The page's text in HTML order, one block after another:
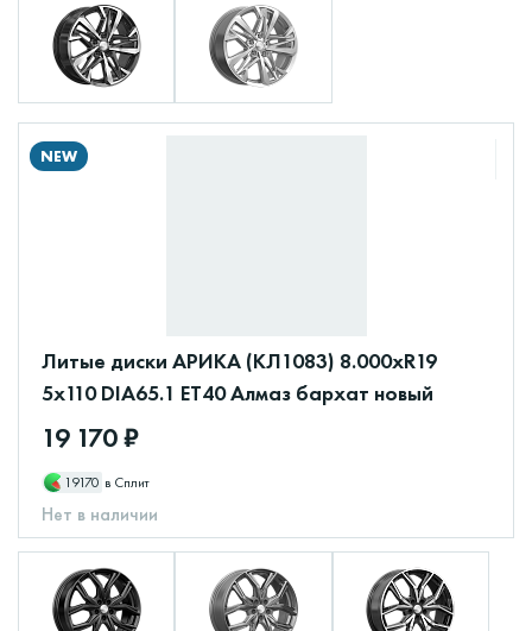
NEW
Литые диски АРИКА (КЛ1083) 8.000xR19
5x110 DIA65.1 ET40 Алмаз бархат новый
19 170 ₽
19170 в Сплит
Нет в наличии